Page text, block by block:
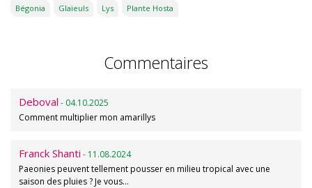
Bégonia Glaïeuls Lys Plante Hosta
Commentaires
Deboval - 04.10.2025
Comment multiplier mon amarillys
Franck Shanti - 11.08.2024
Paeonies peuvent tellement pousser en milieu tropical avec une
saison des pluies ? Je vous…